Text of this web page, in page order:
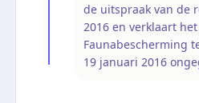
de uitspraak van de
2016 en verklaart
Faunabescherming
19 januari 2016